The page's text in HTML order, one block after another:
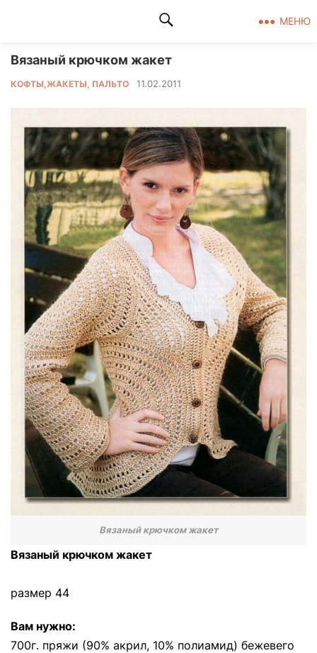
МЕНЮ
Вязаный крючком жакет
КОФТЫ,ЖАКЕТЫ, ПАЛЬТО 11.02.2011
Вязаный крючком жакет
Вязаный крючком жакет
размер 44
Вам нужно:
700г. пряжи (90% акрил, 10% полиамид) бежевего